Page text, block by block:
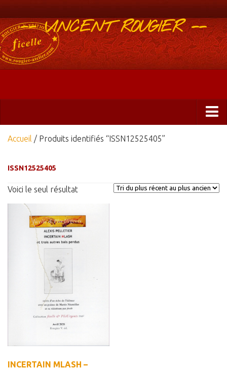
-- VINCENT ROUGIER --
Boutique
Éditions
ficelle&PlisUrgents
Plis urgents
Ficelle Partagée
Estampes
Livres d’artiste
Ficelle noire
Beaux-Arts
Peintures
Dessins
Les froissés, les plissés
Accueil / Produits identifiés “ISSN12525405”
ISSN12525405
Voici le seul résultat
INCERTAIN MLASH –